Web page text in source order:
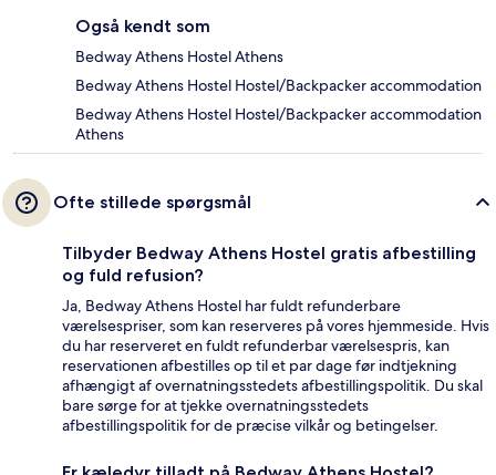
Også kendt som
Bedway Athens Hostel Athens
Bedway Athens Hostel Hostel/Backpacker accommodation
Bedway Athens Hostel Hostel/Backpacker accommodation
Athens
Ofte stillede spørgsmål
Tilbyder Bedway Athens Hostel gratis afbestilling
og fuld refusion?
Ja, Bedway Athens Hostel har fuldt refunderbare
værelsespriser, som kan reserveres på vores hjemmeside. Hvis
du har reserveret en fuldt refunderbar værelsespris, kan
reservationen afbestilles op til et par dage før indtjekning
afhængigt af overnatningsstedets afbestillingspolitik. Du skal
bare sørge for at tjekke overnatningsstedets
afbestillingspolitik for de præcise vilkår og betingelser.